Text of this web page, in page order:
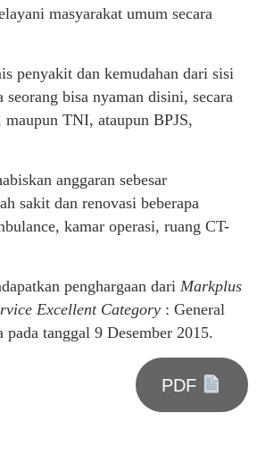
masyarakat umum secara
penyakit dan kemudahan dari sisi
bisa nyaman disini, secara
TNI, ataupun BPJS,
anggaran sebesar
sakit dan renovasi beberapa
kamar operasi, ruang CT-
penghargaan dari Markplus
Excellent Category : General
tanggal 9 Desember 2015.
PDF